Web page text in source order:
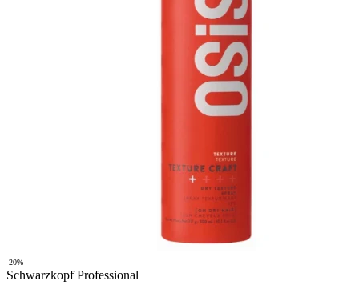
-20%
Schwarzkopf Professional